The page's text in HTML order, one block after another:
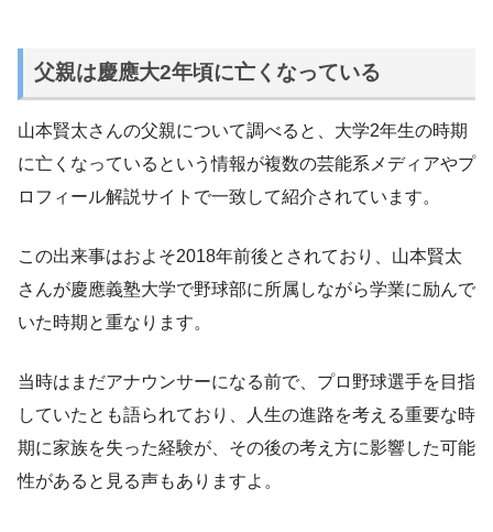
父親は慶應大2年頃に亡くなっている
山本賢太さんの父親について調べると、大学2年生の時期
に亡くなっているという情報が複数の芸能系メディアやプ
ロフィール解説サイトで一致して紹介されています。
この出来事はおよそ2018年前後とされており、山本賢太
さんが慶應義塾大学で野球部に所属しながら学業に励んで
いた時期と重なります。
当時はまだアナウンサーになる前で、プロ野球選手を目指
していたとも語られており、人生の進路を考える重要な時
期に家族を失った経験が、その後の考え方に影響した可能
性があると見る声もありますよ。